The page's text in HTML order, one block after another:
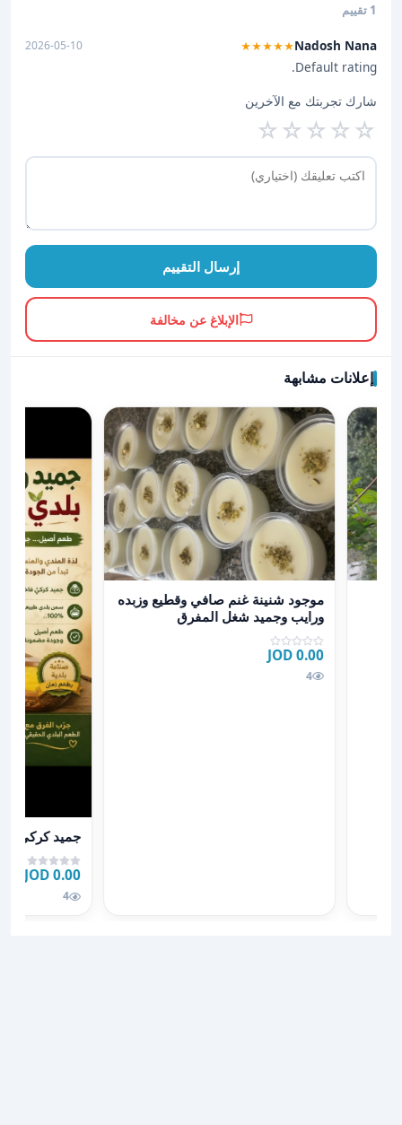
1 تقييم
Nadosh Nana
★★★★★
2026-05-10
Default rating.
شارك تجربتك مع الآخرين
☆
☆
☆
☆
☆
إرسال التقييم
الإبلاغ عن مخالفة
إعلانات مشابهة
عرض تفاصيل موجود شنينة غنم صافي وقطيع وزبده
موجود شنينة غنم صافي وقطيع وزبده
ورايب وجميد شغل المفرق
0.00 JOD
4
عرض تفاصيل
جميد كركي
0.00 JOD
4